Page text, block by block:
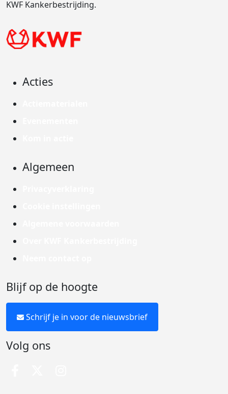
KWF Kankerbestrijding.
Acties
Algemeen
Blijf op de hoogte
Schrijf je in voor de nieuwsbrief
Volg ons